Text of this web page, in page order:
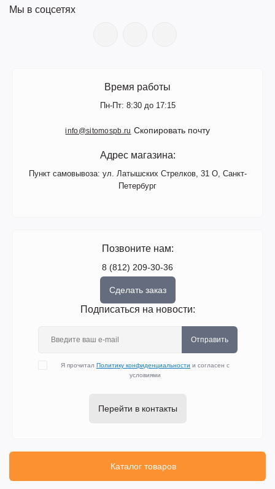
Гарантия
Документы
Поступление товара
Мы в соцсетях
Время работы
Пн-Пт: 8:30 до 17:15
info@sitomospb.ru Скопировать почту
Адрес магазина:
Пункт самовывоза: ул. Латышских Стрелков, 31 О, Санкт-
Петербург
Позвоните нам:
8 (812) 209-30-36
Сделать заказ
Подписаться на новости:
Отправить
Я прочитал Политику конфиденциальности и согласен с
условиями
Перейти в контакты
Каталог товаров